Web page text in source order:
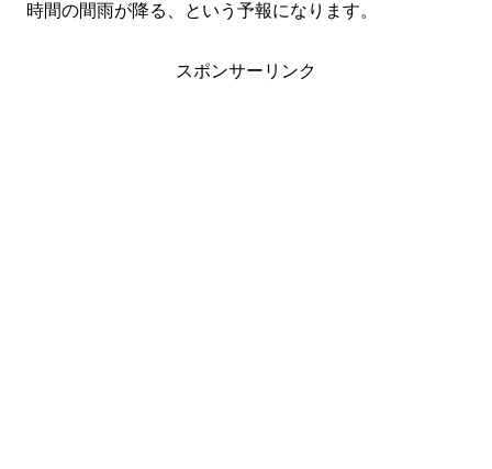
時間の間雨が降る、という予報になります。
スポンサーリンク